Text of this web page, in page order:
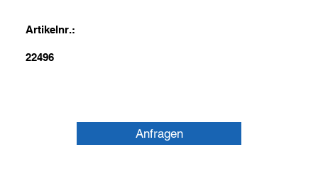
Artikelnr.:
22496
Anfragen